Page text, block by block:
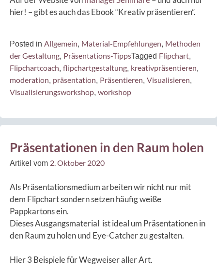
hier! – gibt es auch das Ebook “Kreativ präsentieren”.
Posted in Allgemein, Material-Empfehlungen, Methoden
der Gestaltung, Präsentations-TippsTagged Flipchart,
Flipchartcoach, flipchartgestaltung, kreativpräsentieren,
moderation, präsentation, Präsentieren, Visualisieren,
Visualisierungsworkshop, workshop
Präsentationen in den Raum holen
Artikel vom 2. Oktober 2020
Als Präsentationsmedium arbeiten wir nicht nur mit
dem Flipchart sondern setzen häufig weiße
Pappkartons ein.
Dieses Ausgangsmaterial ist ideal um Präsentationen in
den Raum zu holen und Eye-Catcher zu gestalten.
Hier 3 Beispiele für Wegweiser aller Art.